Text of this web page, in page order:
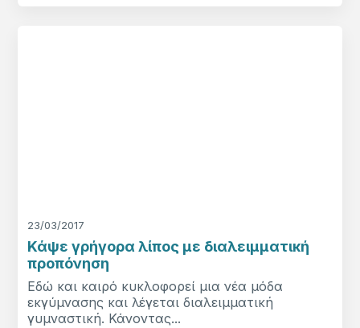
23/03/2017
Κάψε γρήγορα λίπος με διαλειμματική
προπόνηση
Εδώ και καιρό κυκλοφορεί μια νέα μόδα
εκγύμνασης και λέγεται διαλειμματική
γυμναστική. Κάνοντας...